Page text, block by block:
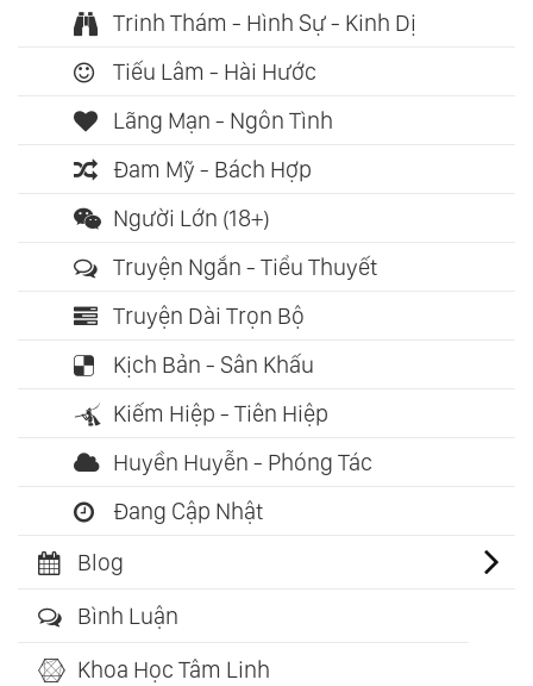
Trinh Thám - Hình Sự - Kinh Dị
Tiếu Lâm - Hài Hước
Lãng Mạn - Ngôn Tình
Đam Mỹ - Bách Hợp
Người Lớn (18+)
Truyện Ngắn - Tiểu Thuyết
Truyện Dài Trọn Bộ
Kịch Bản - Sân Khấu
Kiếm Hiệp - Tiên Hiệp
Huyền Huyễn - Phóng Tác
Đang Cập Nhật
Blog
Bình Luận
Khoa Học Tâm Linh